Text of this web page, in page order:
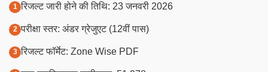
रिजल्ट जारी होने की तिथि: 23 जनवरी 2026
परीक्षा स्तर: अंडर ग्रेजुएट (12वीं पास)
रिजल्ट फॉर्मेट: Zone Wise PDF